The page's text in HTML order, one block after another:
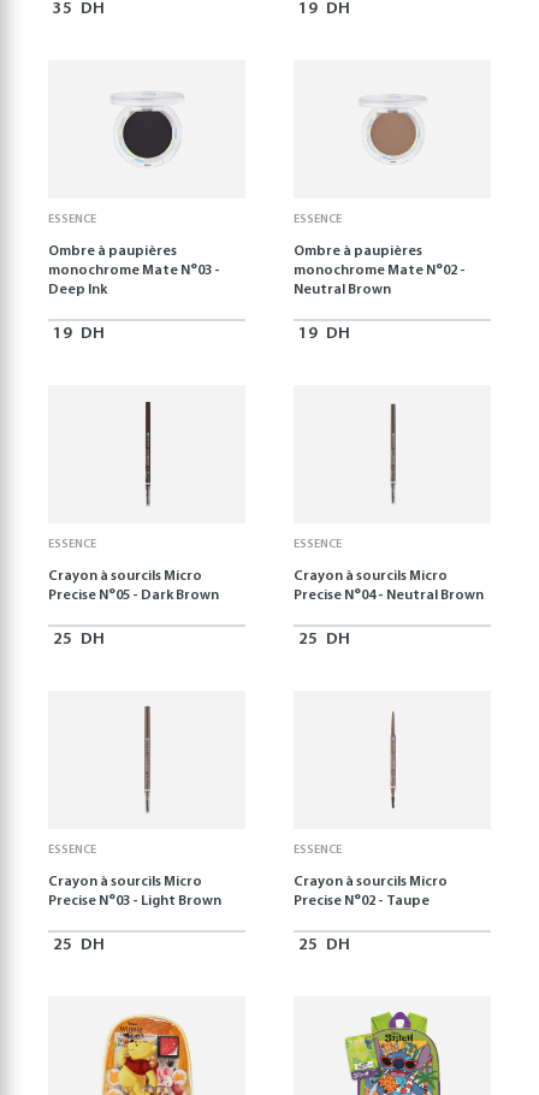
35 DH 19 DH
ESSENCE
Ombre à paupières
monochrome Mate N°03 -
Deep Ink
19 DH
ESSENCE
Ombre à paupières
monochrome Mate N°02 -
Neutral Brown
19 DH
ESSENCE
Crayon à sourcils Micro
Precise N°05 - Dark Brown
25 DH
ESSENCE
Crayon à sourcils Micro
Precise N°04 - Neutral Brown
25 DH
ESSENCE
Crayon à sourcils Micro
Precise N°03 - Light Brown
25 DH
ESSENCE
Crayon à sourcils Micro
Precise N°02 - Taupe
25 DH